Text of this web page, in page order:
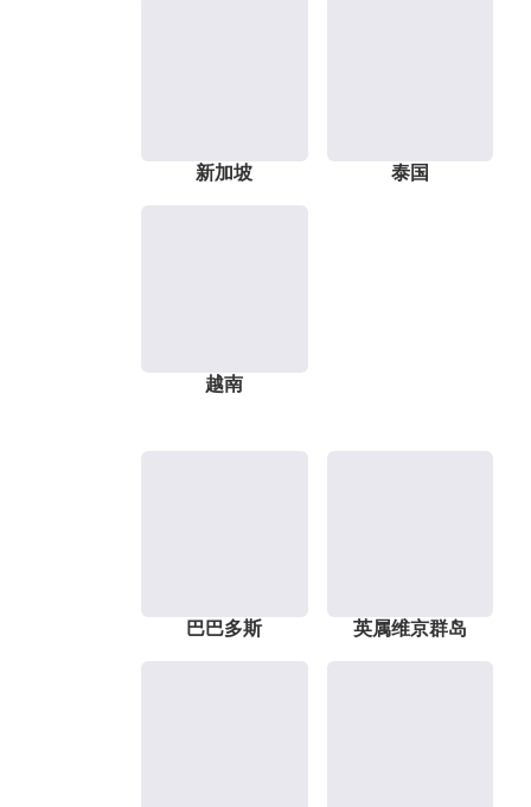
新加坡 泰国
越南
巴巴多斯 英属维京群岛